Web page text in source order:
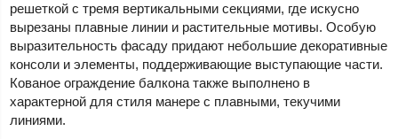
решеткой с тремя вертикальными секциями, где искусно
вырезаны плавные линии и растительные мотивы. Особую
выразительность фасаду придают небольшие декоративные
консоли и элементы, поддерживающие выступающие части.
Кованое ограждение балкона также выполнено в
характерной для стиля манере с плавными, текучими
линиями.